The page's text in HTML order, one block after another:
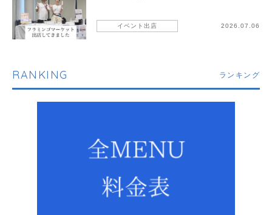
イベント出店 2026.07.06
RANKING ランキング